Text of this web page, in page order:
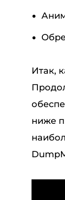
Итак,
ниже